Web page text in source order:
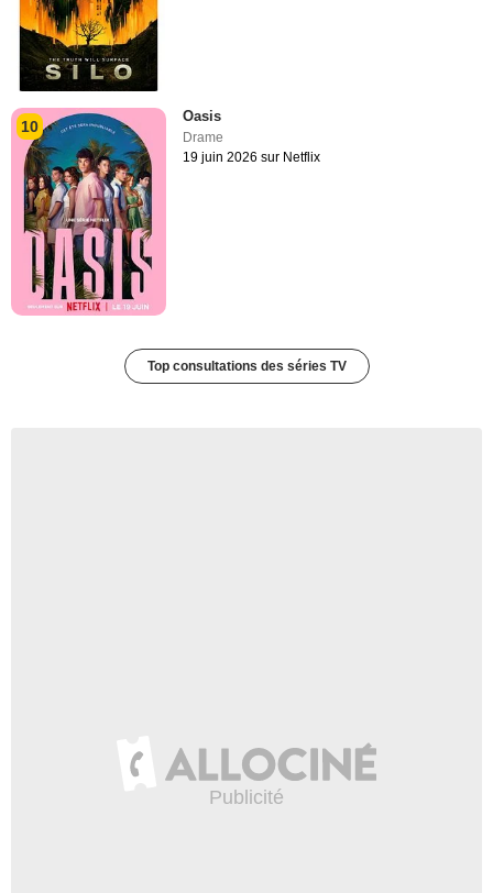
10
Oasis
Drame
19 juin 2026 sur Netflix
Top consultations des séries TV